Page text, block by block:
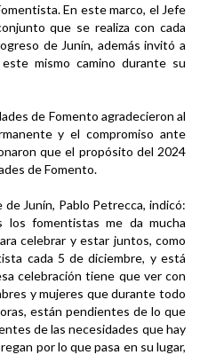
En este marco, el Jefe
que se realiza con cada
de Junín, además invitó a
mismo camino durante su
de Fomento agradecieron al
y el compromiso ante
que el propósito del 2024
de Fomento.
Junín, Pablo Petrecca, indicó:
los fomentistas me da mucha
celebrar y estar juntos, como
cada 5 de diciembre, y está
celebración tiene que ver con
y mujeres que durante todo
están pendientes de lo que
de las necesidades que hay
por lo que pasa en su lugar,